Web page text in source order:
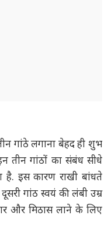
गांठे लगाना बेहद ही शुभ
तीन गांठों का संबंध सीधे
है. इस कारण राखी बांधते
गांठ स्वयं की लंबी उम्र
और मिठास लाने के लिए